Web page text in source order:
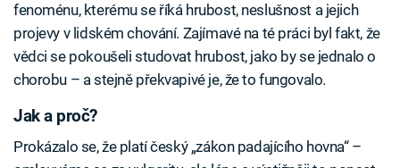
fenoménu, kterému se říká hrubost, neslušnost a jejich
projevy v lidském chování. Zajímavé na té práci byl fakt, že
vědci se pokoušeli studovat hrubost, jako by se jednalo o
chorobu – a stejně překvapivé je, že to fungovalo.
Jak a proč?
Prokázalo se, že platí český „zákon padajícího hovna“ –